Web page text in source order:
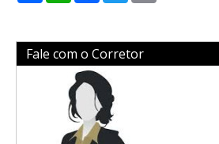
Fale com o Corretor